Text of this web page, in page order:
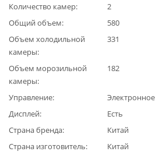
Количество камер
2
Общий объем
580
Объем холодильной
камеры
331
Объем морозильной
камеры
182
Управление
Электронное
Дисплей
Есть
Страна бренда
Китай
Страна изготовитель
Китай